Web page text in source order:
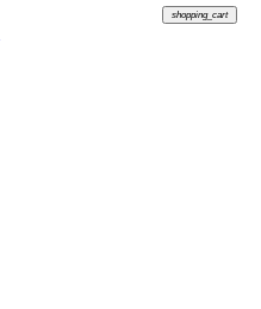
shopping_cart